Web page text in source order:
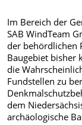
Im Bereich der
SAB WindTeam
der behördlichen
Baugebiet bisher
die
Fundstellen zu
dem
archäologische